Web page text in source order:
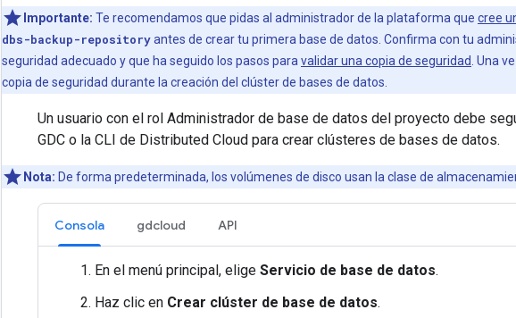
Importante: Te recomendamos que pidas al administrador de la plataforma que cree
dbs-backup-repositoryantes de crear tu primera base de datos. Confirma con tu
seguridad adecuado y que ha seguido los pasos para validar una copia de seguridad . Una
copia de seguridad durante la creación del clúster de bases de datos.
Un usuario con el rol Administrador de base de datos del proyecto debe
GDC o la CLI de Distributed Cloud para crear clústeres de bases de datos.
Nota: De forma predeterminada, los volúmenes de disco usan la clase de
Consola gdcloud API
En el menú principal, elige Servicio de base de datos.
Haz clic en Crear clúster de base de datos.